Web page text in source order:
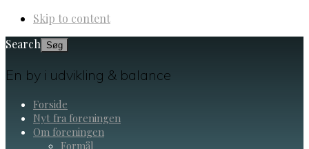
Skip to content
Search
En by i udvikling & balance
Forside
Nyt fra foreningen
Om foreningen
Formål